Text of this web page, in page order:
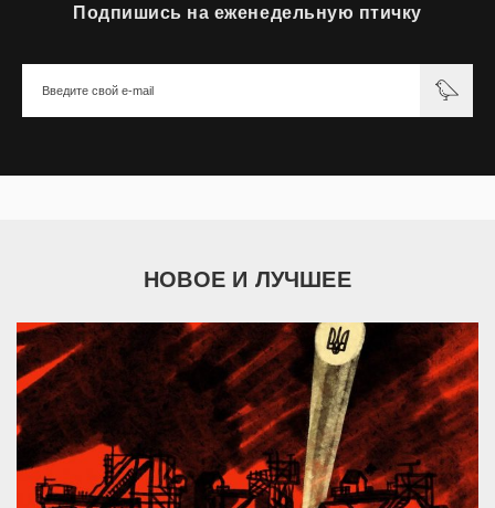
Подпишись на еженедельную птичку
НОВОЕ И ЛУЧШЕЕ